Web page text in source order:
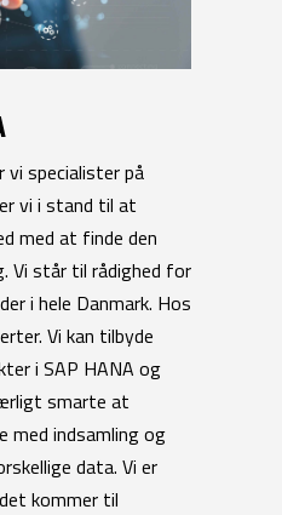
vi specialister på
vi i stand til at
med at finde den
Vi står til rådighed for
i hele Danmark.​ Hos
Vi kan tilbyde
i SAP HANA og
smarte at
med indsamling og
data. Vi er
kommer til